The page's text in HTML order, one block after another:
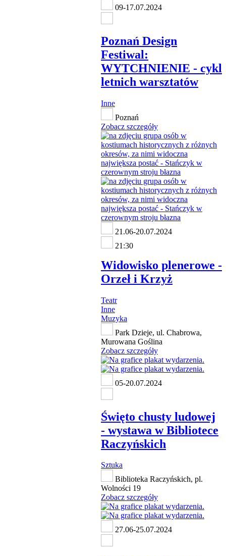
09-17.07.2024
Poznań Design
Festiwal:
WYTCHNIENIE - cykl
letnich warsztatów
Inne
Poznań
Zobacz szczegóły
21.06-20.07.2024
21:30
Widowisko plenerowe -
Orzeł i Krzyż
Teatr
Inne
Muzyka
Park Dzieje, ul. Chabrowa,
Murowana Goślina
Zobacz szczegóły
05-20.07.2024
Święto chusty ludowej
- wystawa w Bibliotece
Raczyńskich
Sztuka
Biblioteka Raczyńskich, pl.
Wolności 19
Zobacz szczegóły
27.06-25.07.2024